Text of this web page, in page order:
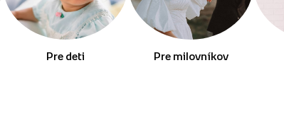
Pre deti Pre milovníkov